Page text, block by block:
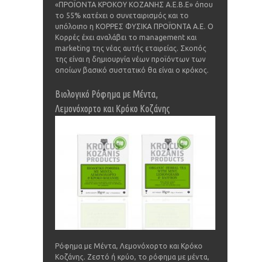
«ΠΡΟΪΟΝΤΑ ΚΡΟΚΟΥ ΚΟΖΑΝΗΣ Α.Ε.Β.Ε» όπου
το 55% κατέχει ο συνεταιρισμός και το
υπόλοιπο η ΚΟΡΡΕΣ ΦΥΣΙΚΑ ΠΡΟΪΌΝΤΑ Α.Ε. Ο
Κορρές έχει αναλάβει το management και
marketing της νέας αυτής εταιρείας. Σκοπός
της είναι η δημιουργία νέων προϊόντων των
οποίων βασικό συστατικό θα είναι ο κρόκος.
Βιολογικό Ρόφηµα µε Μέντα,
Λεµονόχορτο και Κρόκο Κοζάνης
Ρόφημα με Μέντα, Λεμονόχορτο και Κρόκο
Κοζάνης. Ζεστό ή κρύο, το ρόφημα με μέντα,